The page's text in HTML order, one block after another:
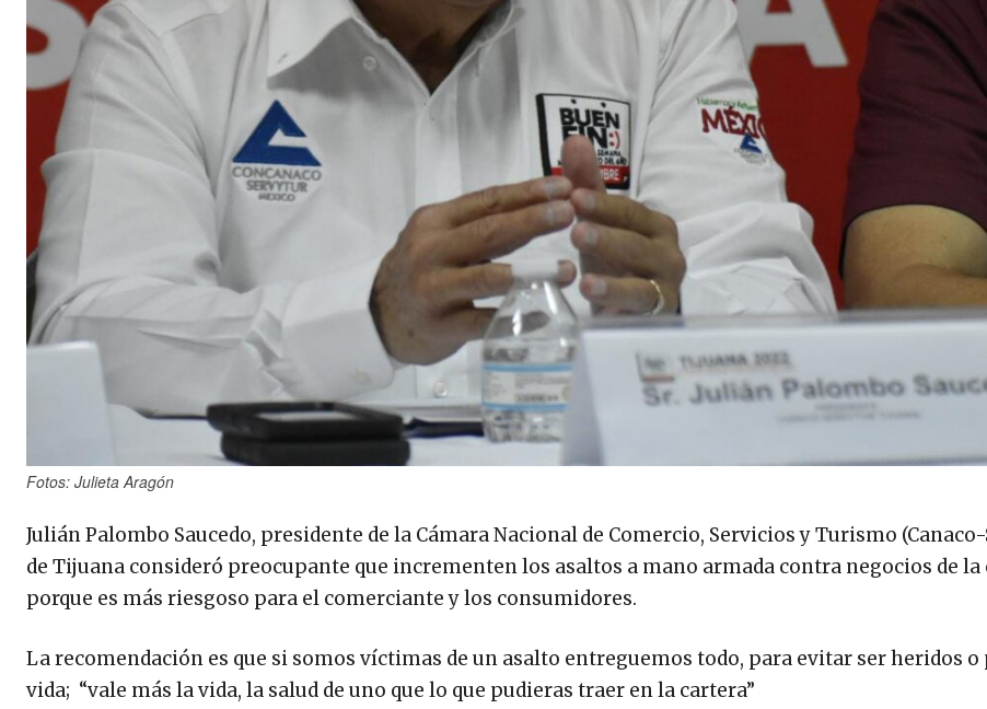
Fotos: Julieta Aragón
Julián Palombo Saucedo, presidente de la Cámara Nacional de Comercio, Servicios y Turismo
de Tijuana consideró preocupante que incrementen los asaltos a mano armada contra negocios de la
porque es más riesgoso para el comerciante y los consumidores.
La recomendación es que si somos víctimas de un asalto entreguemos todo, para evitar ser heridos o
vida; “vale más la vida, la salud de uno que lo que pudieras traer en la cartera”